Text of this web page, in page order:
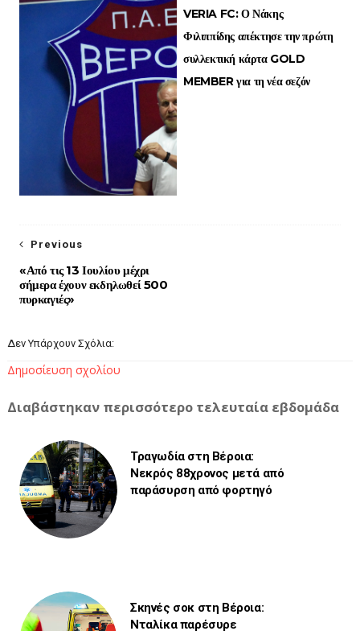
VERIA FC: Ο Νάκης
Φιλιππίδης απέκτησε την πρώτη
συλλεκτική κάρτα GOLD
MEMBER για τη νέα σεζόν
Previous
«Από τις 13 Ιουλίου μέχρι
σήμερα έχουν εκδηλωθεί 500
πυρκαγιές»
Δεν Υπάρχουν Σχόλια:
Δημοσίευση σχολίου
Διαβάστηκαν περισσότερο τελευταία εβδομάδα
Τραγωδία στη Βέροια:
Νεκρός 88χρονος μετά από
παράσυρση από φορτηγό
Σκηνές σοκ στη Βέροια:
Νταλίκα παρέσυρε